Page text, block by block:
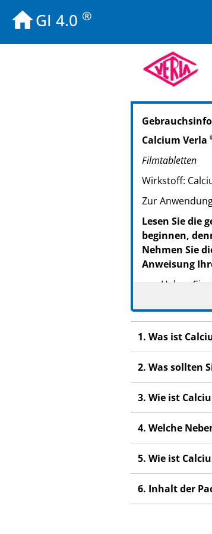
GI 4.0 ®
PZN: 01397838
PPN:
PZN: 01397867
PZN: 01047357
PPN:
Calcium Verla
Filmtabletten
Wirkstoff:
Zur
Lesen Sie die
beginnen,
Nehmen Sie
Anweisung
Heben Sie
Wenn Sie
1. Was ist
2. Was sollten
3. Wie ist
4. Welche
5. Wie ist
6. Inhalt der